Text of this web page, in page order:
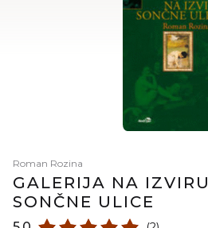
Roman Rozina
GALERIJA NA IZVIRU
SONČNE ULICE